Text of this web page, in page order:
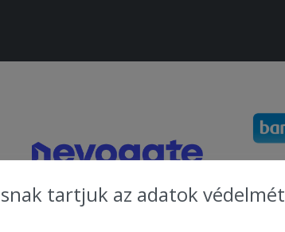
tartjuk az adatok védelmét